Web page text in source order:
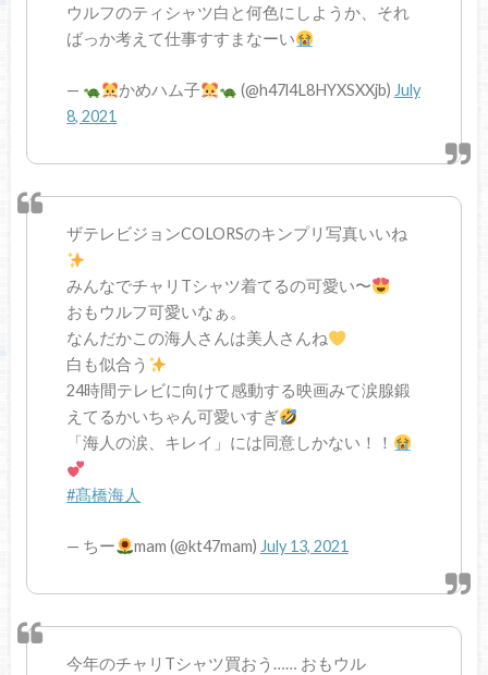
ウルフのティシャツ白と何色にしようか、それ
ばっか考えて仕事すすまなーい
— かめハム子 (@h47l4L8HYXSXXjb) July
8, 2021
ザテレビジョンCOLORSのキンプリ写真いいね
みんなでチャリTシャツ着てるの可愛い〜
おもウルフ可愛いなぁ。
なんだかこの海人さんは美人さんね
白も似合う
24時間テレビに向けて感動する映画みて涙腺鍛
えてるかいちゃん可愛いすぎ
「海人の涙、キレイ」には同意しかない！！
#髙橋海人
— ちー mam (@kt47mam) July 13, 2021
今年のチャリTシャツ買おう…… おもウル